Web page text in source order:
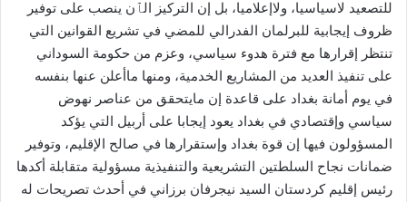
للتصعيد لاسياسيا، ولاإعلاميا، بل إن التركيز الٱن ينصب على توفير
ظروف إيجابية للبرلمان الفدرالي للمضي في تشريع القوانين التي
تنتظر إقرارها مع فترة هدوء سياسي، وعزم من حكومة السوداني
على تنفيذ العديد من المشاريع الخدمية، ومنها ماأعلن عنها بنفسه
في يوم أمانة بغداد على قاعدة إن مايتحقق من عناصر نهوض
سياسي وإقتصادي في بغداد يعود إيجابا على أربيل التي يؤكد
المسؤولون فيها إن قوة بغداد وإستقرارها في صالح الإقليم، وتوفير
ضمانات نجاح السلطتين التشريعية والتنفيذية مسؤولية متقابلة أكدها
رئيس إقليم كردستان السيد نيجرفان برزاني في أحدث تصريحات له